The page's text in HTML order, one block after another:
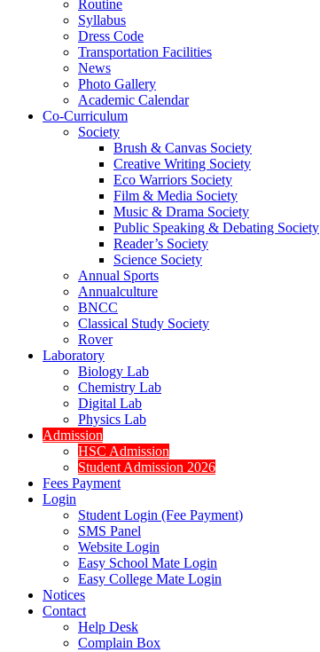
Routine
Syllabus
Dress Code
Transportation Facilities
News
Photo Gallery
Academic Calendar
Co-Curriculum
Society
Brush & Canvas Society
Creative Writing Society
Eco Warriors Society
Film & Media Society
Music & Drama Society
Public Speaking & Debating Society
Reader’s Society
Science Society
Annual Sports
Annualculture
BNCC
Classical Study Society
Rover
Laboratory
Biology Lab
Chemistry Lab
Digital Lab
Physics Lab
Admission
HSC Admission
Student Admission 2026
Fees Payment
Login
Student Login (Fee Payment)
SMS Panel
Website Login
Easy School Mate Login
Easy College Mate Login
Notices
Contact
Help Desk
Complain Box